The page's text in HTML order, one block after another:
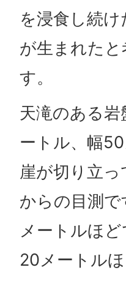
を浸食し続
が生まれた
す。
天滝のある岩
ートル、幅
崖が切り立っ
からの目測
メートルほ
20メートル